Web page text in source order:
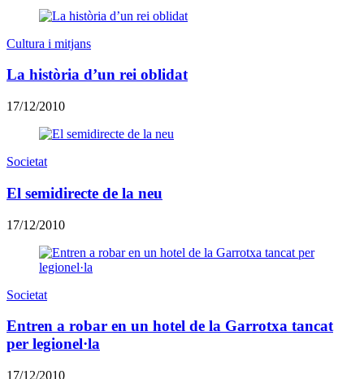
Cultura i mitjans
La història d’un rei oblidat
17/12/2010
Societat
El semidirecte de la neu
17/12/2010
Societat
Entren a robar en un hotel de la Garrotxa tancat
per legionel·la
17/12/2010